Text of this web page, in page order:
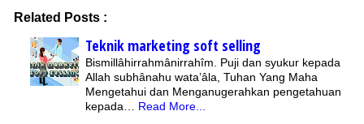
Related Posts :
Teknik marketing soft selling
Bismillâhirrahmânirrahîm. Puji dan syukur kepada
Allah subhânahu wata’âla, Tuhan Yang Maha
Mengetahui dan Menganugerahkan pengetahuan
kepada…
Read More...